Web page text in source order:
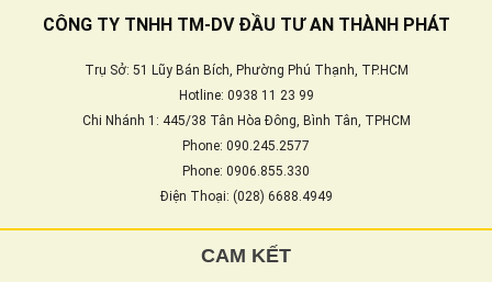
CÔNG TY TNHH TM-DV ĐẦU TƯ AN THÀNH PHÁT
Trụ Sở: 51 Lũy Bán Bích, Phường Phú Thạnh, TP.HCM
Hotline: 0938 11 23 99
Chi Nhánh 1: 445/38 Tân Hòa Đông, Bình Tân, TPHCM
Phone: 090.245.2577
Phone: 0906.855.330
Điện Thoại: (028) 6688.4949
CAM KẾT